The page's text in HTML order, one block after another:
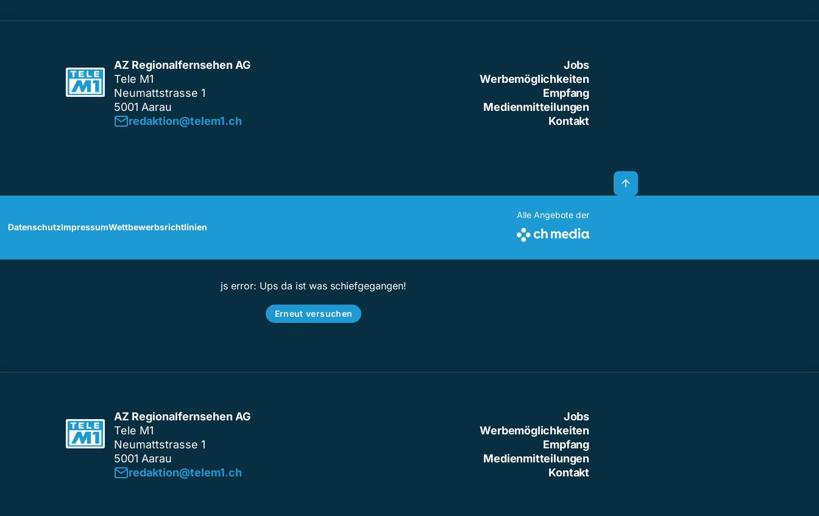
AZ Regionalfernsehen AG
Tele M1
Neumattstrasse 1
5001 Aarau
redaktion@telem1.ch
Jobs
Werbemöglichkeiten
Empfang
Medienmitteilungen
Kontakt
DatenschutzImpressumWettbewerbsrichtlinien
Alle Angebote der
js error: Ups da ist was schiefgegangen!
Erneut versuchen
AZ Regionalfernsehen AG
Tele M1
Neumattstrasse 1
5001 Aarau
redaktion@telem1.ch
Jobs
Werbemöglichkeiten
Empfang
Medienmitteilungen
Kontakt